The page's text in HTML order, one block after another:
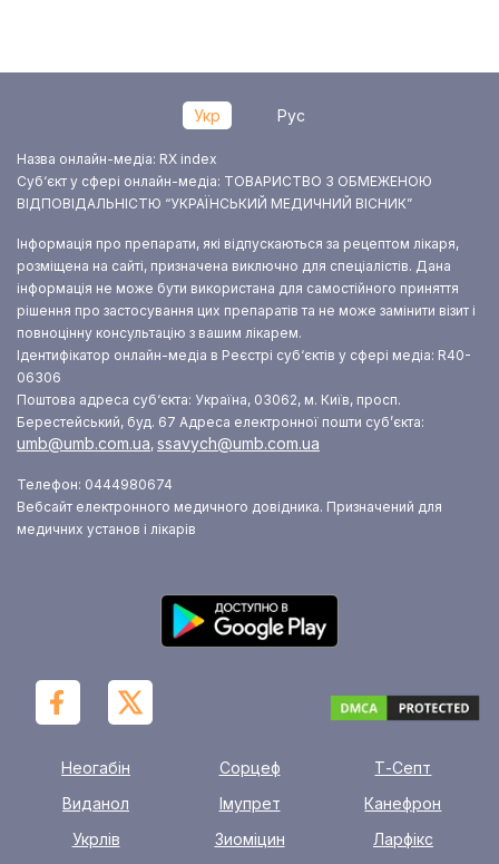
Укр Рус
Назва онлайн-медіа: RX index
Суб‘єкт у сфері онлайн-медіа: ТОВАРИСТВО З ОБМЕЖЕНОЮ
ВІДПОВІДАЛЬНІСТЮ “УКРАЇНСЬКИЙ МЕДИЧНИЙ ВІСНИК”
Інформація про препарати, які відпускаються за рецептом лікаря,
розміщена на сайті, призначена виключно для спеціалістів. Дана
інформація не може бути використана для самостійного приняття
рішення про застосування цих препаратів та не може замінити візит і
повноцінну консультацію з вашим лікарем.
Ідентифікатор онлайн-медіа в Реєстрі суб‘єктів у сфері медіа: R40-
06306
Поштова адреса суб‘єкта: Україна, 03062, м. Київ, просп.
Берестейський, буд. 67 Адреса електронної пошти суб’єкта:
umb@umb.com.ua, ssavych@umb.com.ua
Телефон: 0444980674
Вебсайт електронного медичного довідника. Призначений для
медичних установ і лікарів
Неогабін Сорцеф
Т-Септ
Виданол
Імупрет
Канефрон
Укрлів
Зиоміцин
Ларфікс